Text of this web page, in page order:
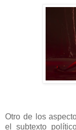
Otro de los
el subtexto